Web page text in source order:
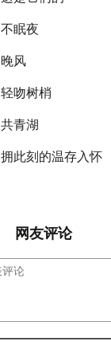
不眠夜
晚风
轻吻树梢
共青湖
拥此刻的温存入怀
网友评论